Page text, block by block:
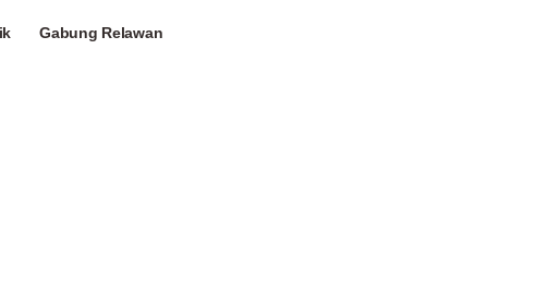
Gabung Relawan